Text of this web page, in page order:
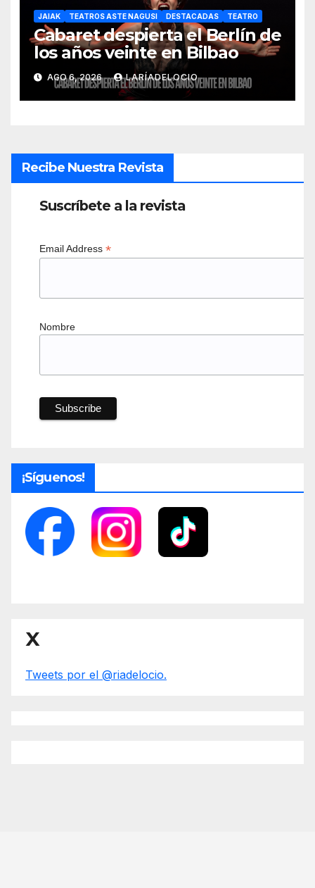
JAIAK TEATROS ASTE NAGUSI DESTACADAS TEATRO
Cabaret despierta el Berlín de
los años veinte en Bilbao
AGO 6, 2026 LARÍADELOCIO
Recibe Nuestra Revista
Suscríbete a la revista
Email Address *
Nombre
¡Síguenos!
X
Tweets por el @riadelocio.